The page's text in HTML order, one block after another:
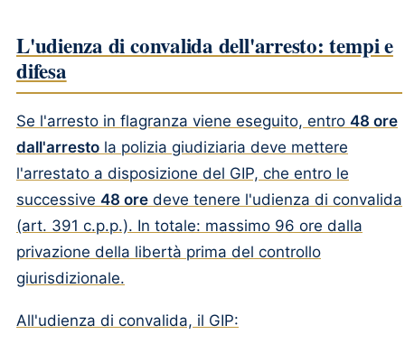
L'udienza di convalida dell'arresto: tempi e
difesa
Se l'arresto in flagranza viene eseguito, entro 48 ore
dall'arresto la polizia giudiziaria deve mettere
l'arrestato a disposizione del GIP, che entro le
successive 48 ore deve tenere l'udienza di convalida
(art. 391 c.p.p.). In totale: massimo 96 ore dalla
privazione della libertà prima del controllo
giurisdizionale.
All'udienza di convalida, il GIP: